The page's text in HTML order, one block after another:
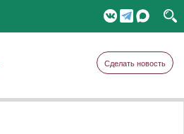
Сделать новость